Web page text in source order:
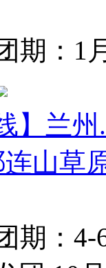
期：1
】兰
山草
期：